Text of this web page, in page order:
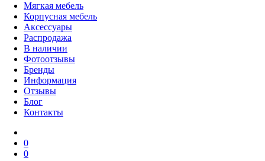
Мягкая мебель
Корпусная мебель
Аксессуары
Распродажа
В наличии
Фотоотзывы
Бренды
Информация
Отзывы
Блог
Контакты
0
0